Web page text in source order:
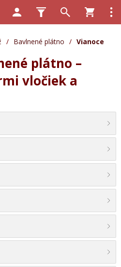
/ Bavlnené plátno / Vianoce
plátno –
vločiek a